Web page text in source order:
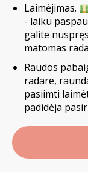
Laimėjimas.
- laiku
galite
matomas
Raudos
radare,
pasiimti
padidėja